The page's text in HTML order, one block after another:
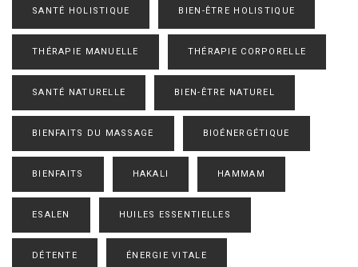
SANTÉ HOLISTIQUE BIEN-ÊTRE HOLISTIQUE
THÉRAPIE MANUELLE THÉRAPIE CORPORELLE
SANTÉ NATURELLE BIEN-ÊTRE NATUREL
BIENFAITS DU MASSAGE BIOÉNERGÉTIQUE
BIENFAITS HAKALI HAMMAM
ESALEN HUILES ESSENTIELLES
DÉTENTE ÉNERGIE VITALE